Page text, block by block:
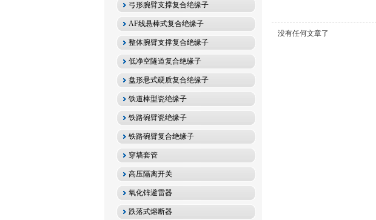
弓形腕臂支撑复合绝缘子
AF线悬棒式复合绝缘子
整体腕臂支撑复合绝缘子
低净空隧道复合绝缘子
盘形悬式硬质复合绝缘子
铁道棒型瓷绝缘子
铁路碗臂瓷绝缘子
铁路碗臂复合绝缘子
穿墙套管
高压隔离开关
氧化锌避雷器
跌落式熔断器
没有任何文章了